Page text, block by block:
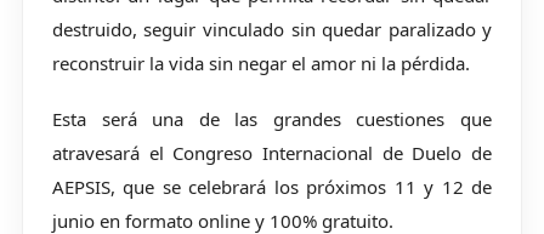
destruido, seguir vinculado sin quedar paralizado y
reconstruir la vida sin negar el amor ni la pérdida.
Esta será una de las grandes cuestiones que
atravesará el Congreso Internacional de Duelo de
AEPSIS, que se celebrará los próximos 11 y 12 de
junio en formato online y 100% gratuito.